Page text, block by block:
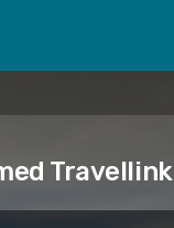
Travellink